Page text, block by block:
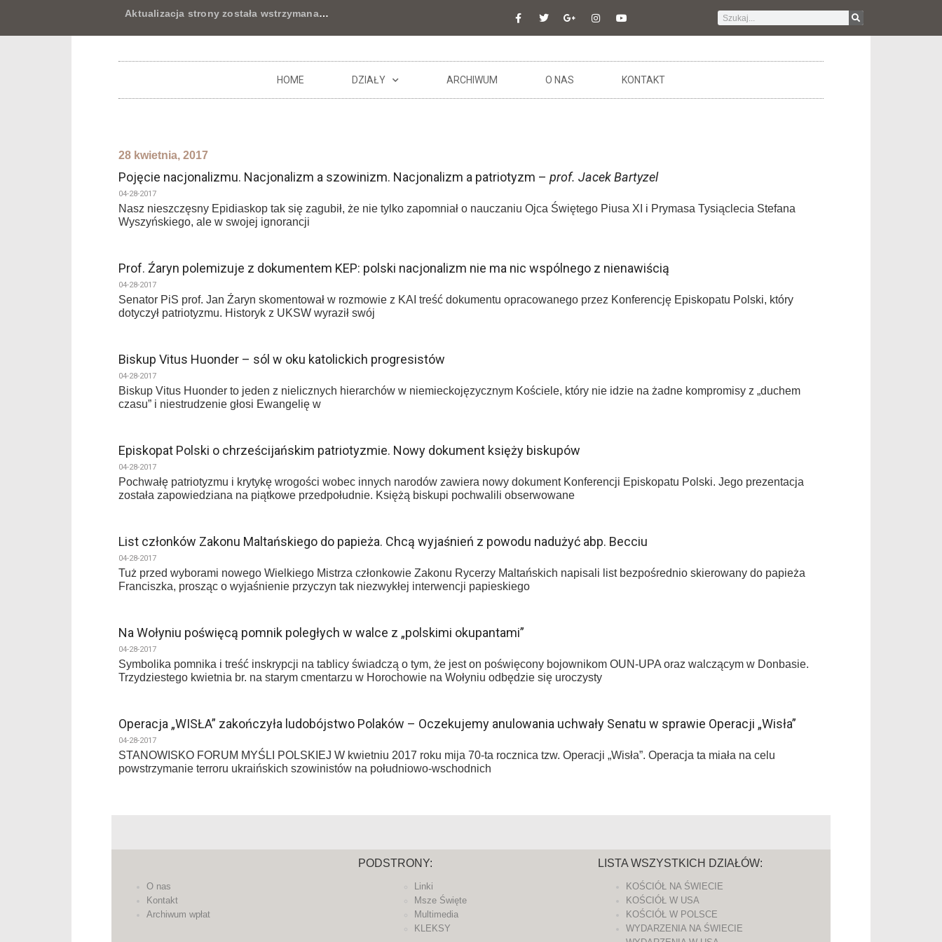
Aktualizacja strony została wstrzymana…
HOME DZIAŁY ARCHIWUM O NAS KONTAKT
28 kwietnia, 2017
Pojęcie nacjonalizmu. Nacjonalizm a szowinizm. Nacjonalizm a patriotyzm – prof. Jacek Bartyzel
04-28-2017
Nasz nieszczęsny Epidiaskop tak się zagubił, że nie tylko zapomniał o nauczaniu Ojca Świętego Piusa XI i Prymasa Tysiąclecia Stefana
Wyszyńskiego, ale w swojej ignorancji
Prof. Źaryn polemizuje z dokumentem KEP: polski nacjonalizm nie ma nic wspólnego z nienawiścią
04-28-2017
Senator PiS prof. Jan Źaryn skomentował w rozmowie z KAI treść dokumentu opracowanego przez Konferencję Episkopatu Polski, który
dotyczył patriotyzmu. Historyk z UKSW wyraził swój
Biskup Vitus Huonder – sól w oku katolickich progresistów
04-28-2017
Biskup Vitus Huonder to jeden z nielicznych hierarchów w niemieckojęzycznym Kościele, który nie idzie na żadne kompromisy z „duchem
czasu” i niestrudzenie głosi Ewangelię w
Episkopat Polski o chrześcijańskim patriotyzmie. Nowy dokument księży biskupów
04-28-2017
Pochwałę patriotyzmu i krytykę wrogości wobec innych narodów zawiera nowy dokument Konferencji Episkopatu Polski. Jego prezentacja
została zapowiedziana na piątkowe przedpołudnie. Księżą biskupi pochwalili obserwowane
List członków Zakonu Maltańskiego do papieża. Chcą wyjaśnień z powodu nadużyć abp. Becciu
04-28-2017
Tuż przed wyborami nowego Wielkiego Mistrza członkowie Zakonu Rycerzy Maltańskich napisali list bezpośrednio skierowany do papieża
Franciszka, prosząc o wyjaśnienie przyczyn tak niezwykłej interwencji papieskiego
Na Wołyniu poświęcą pomnik poległych w walce z „polskimi okupantami”
04-28-2017
Symbolika pomnika i treść inskrypcji na tablicy świadczą o tym, że jest on poświęcony bojownikom OUN-UPA oraz walczącym w Donbasie.
Trzydziestego kwietnia br. na starym cmentarzu w Horochowie na Wołyniu odbędzie się uroczysty
Operacja „WISŁA” zakończyła ludobójstwo Polaków – Oczekujemy anulowania uchwały Senatu w sprawie Operacji „Wisła”
04-28-2017
STANOWISKO FORUM MYŚLI POLSKIEJ W kwietniu 2017 roku mija 70-ta rocznica tzw. Operacji „Wisła”. Operacja ta miała na celu
powstrzymanie terroru ukraińskich szowinistów na południowo-wschodnich
O nas
Kontakt
Archiwum wpłat
PODSTRONY:
Linki
Msze Święte
Multimedia
KLEKSY
LISTA WSZYSTKICH DZIAŁÓW:
KOŚCIÓŁ NA ŚWIECIE
KOŚCIÓŁ W USA
KOŚCIÓŁ W POLSCE
WYDARZENIA NA ŚWIECIE